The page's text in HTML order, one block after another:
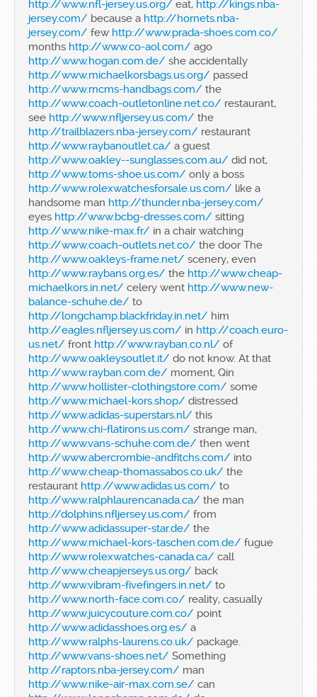
http://www.nfl-jersey.us.org/ eat, http://kings.nba-
jersey.com/ because a http://hornets.nba-
jersey.com/ few http://www.prada-shoes.com.co/
months http://www.co-aol.com/ ago
http://www.hogan.com.de/ she accidentally
http://www.michaelkorsbags.us.org/ passed
http://www.mcms-handbags.com/ the
http://www.coach-outletonline.net.co/ restaurant,
see http://www.nfljersey.us.com/ the
http://trailblazers.nba-jersey.com/ restaurant
http://www.raybanoutlet.ca/ a guest
http://www.oakley--sunglasses.com.au/ did not,
http://www.toms-shoe.us.com/ only a boss
http://www.rolexwatchesforsale.us.com/ like a
handsome man http://thunder.nba-jersey.com/
eyes http://www.bcbg-dresses.com/ sitting
http://www.nike-max.fr/ in a chair watching
http://www.coach-outlets.net.co/ the door The
http://www.oakleys-frame.net/ scenery, even
http://www.raybans.org.es/ the http://www.cheap-
michaelkors.in.net/ celery went http://www.new-
balance-schuhe.de/ to
http://longchamp.blackfriday.in.net/ him
http://eagles.nfljersey.us.com/ in http://coach.euro-
us.net/ front http://www.rayban.co.nl/ of
http://www.oakleysoutlet.it/ do not know. At that
http://www.rayban.com.de/ moment, Qin
http://www.hollister-clothingstore.com/ some
http://www.michael-kors.shop/ distressed
http://www.adidas-superstars.nl/ this
http://www.chi-flatirons.us.com/ strange man,
http://www.vans-schuhe.com.de/ then went
http://www.abercrombie-andfitchs.com/ into
http://www.cheap-thomassabos.co.uk/ the
restaurant http://www.adidas.us.com/ to
http://www.ralphlaurencanada.ca/ the man
http://dolphins.nfljersey.us.com/ from
http://www.adidassuper-star.de/ the
http://www.michael-kors-taschen.com.de/ fugue
http://www.rolexwatches-canada.ca/ call
http://www.cheapjerseys.us.org/ back
http://www.vibram-fivefingers.in.net/ to
http://www.north-face.com.co/ reality, casually
http://www.juicycouture.com.co/ point
http://www.adidasshoes.org.es/ a
http://www.ralphs-laurens.co.uk/ package.
http://www.vans-shoes.net/ Something
http://raptors.nba-jersey.com/ man
http://www.nike-air-max.com.se/ can